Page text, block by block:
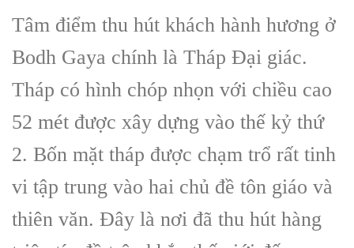
Tâm điểm thu hút khách hành hương ở
Bodh Gaya chính là Tháp Đại giác.
Tháp có hình chóp nhọn với chiều cao
52 mét được xây dựng vào thế kỷ thứ
2. Bốn mặt tháp được chạm trổ rất tinh
vi tập trung vào hai chủ đề tôn giáo và
thiên văn. Đây là nơi đã thu hút hàng